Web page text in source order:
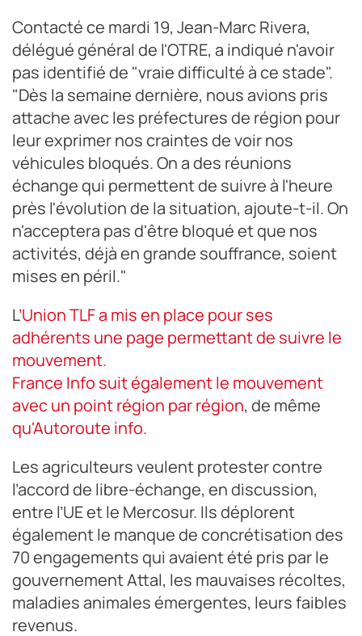
Contacté ce mardi 19, Jean-Marc Rivera,
délégué général de l'OTRE, a indiqué n'avoir
pas identifié de "vraie difficulté à ce stade".
"Dès la semaine dernière, nous avions pris
attache avec les préfectures de région pour
leur exprimer nos craintes de voir nos
véhicules bloqués. On a des réunions
échange qui permettent de suivre à l'heure
près l'évolution de la situation, ajoute-t-il. On
n'acceptera pas d'être bloqué et que nos
activités, déjà en grande souffrance, soient
mises en péril."
L’Union TLF a mis en place pour ses
adhérents une page permettant de suivre le
mouvement.
France Info suit également le mouvement
avec un point région par région, de même
qu'Autoroute info.
Les agriculteurs veulent protester contre
l’accord de libre-échange, en discussion,
entre l’UE et le Mercosur. Ils déplorent
également le manque de concrétisation des
70 engagements qui avaient été pris par le
gouvernement Attal, les mauvaises récoltes,
maladies animales émergentes, leurs faibles
revenus.